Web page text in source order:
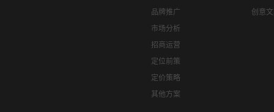
品牌推广
市场分析
招商运营
定位前策
定价策略
其他方案
创意